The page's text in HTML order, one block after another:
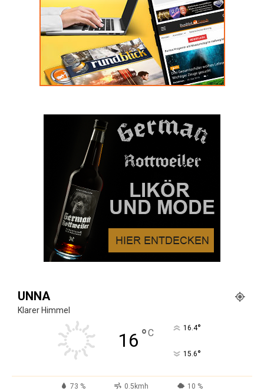
UNNA
Klarer Himmel
16 °C 16.4°
15.6°
73 % 0.5kmh 10 %